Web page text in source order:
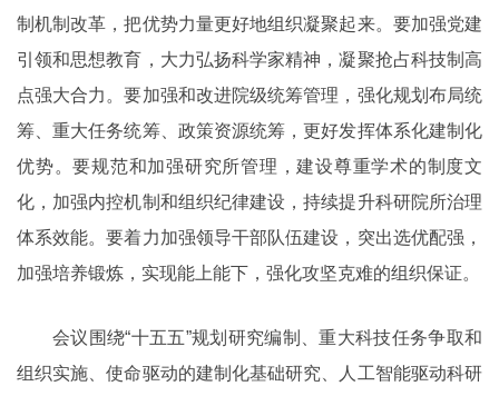
制机制改革，把优势力量更好地组织凝聚起来。要加强党建
引领和思想教育，大力弘扬科学家精神，凝聚抢占科技制高
点强大合力。要加强和改进院级统筹管理，强化规划布局统
筹、重大任务统筹、政策资源统筹，更好发挥体系化建制化
优势。要规范和加强研究所管理，建设尊重学术的制度文
化，加强内控机制和组织纪律建设，持续提升科研院所治理
体系效能。要着力加强领导干部队伍建设，突出选优配强，
加强培养锻炼，实现能上能下，强化攻坚克难的组织保证。
会议围绕“十五五”规划研究编制、重大科技任务争取和
组织实施、使命驱动的建制化基础研究、人工智能驱动科研